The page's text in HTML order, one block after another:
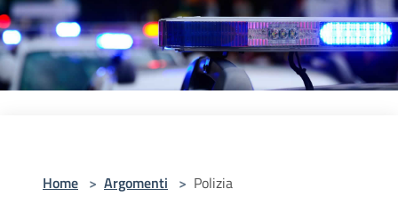
Home > Argomenti > Polizia